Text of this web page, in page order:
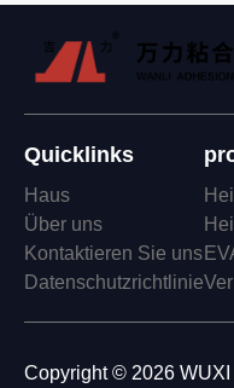
Quicklinks
Haus
Über uns
Kontaktieren Sie uns
Datenschutzrichtlinie
Copyright © 2026 WUXI